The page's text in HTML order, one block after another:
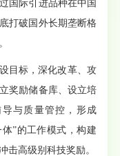
国际引进品种在中国
打破国外长期垄断格
目标，深化改革、攻
奖励储备库、设立培
与质量管控，形成
”的工作模式，构建
击高级别科技奖励。